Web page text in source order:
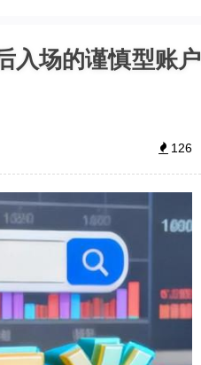
入场的谨慎型账户
126